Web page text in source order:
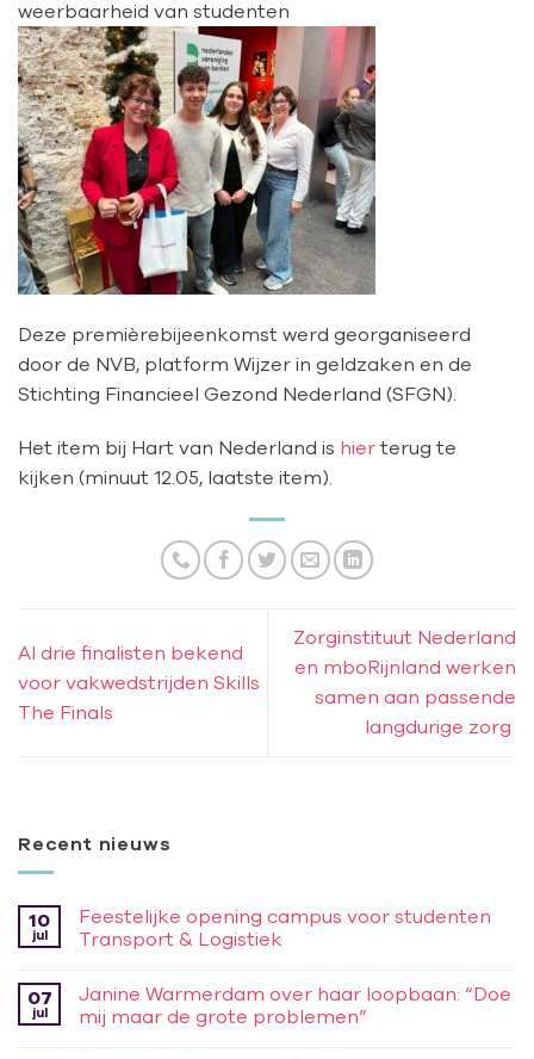
weerbaarheid van studenten
Deze premièrebijeenkomst werd georganiseerd
door de NVB, platform Wijzer in geldzaken en de
Stichting Financieel Gezond Nederland (SFGN).
Het item bij Hart van Nederland is hier terug te
kijken (minuut 12.05, laatste item).
Al drie finalisten bekend
voor vakwedstrijden Skills
The Finals
Zorginstituut Nederland
en mboRijnland werken
samen aan passende
langdurige zorg
Recent nieuws
10
jul
Feestelijke opening campus voor studenten
Transport & Logistiek
07
jul
Janine Warmerdam over haar loopbaan: “Doe
mij maar de grote problemen”